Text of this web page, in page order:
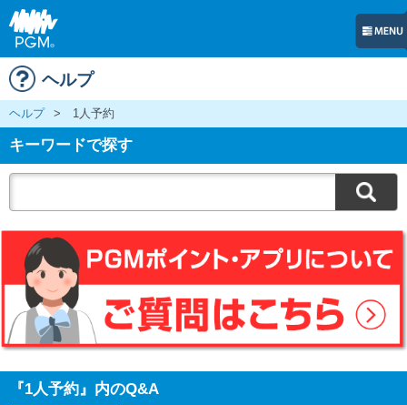
ヘルプ
ヘルプ > 1人予約
キーワードで探す
『1人予約』内のQ&A